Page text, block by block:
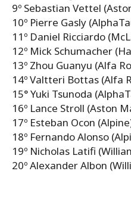
9º Sebastian Vettel
10º Pierre Gasly
11º Daniel Ricciardo
12º Mick Schumacher
13º Zhou Guanyu (Alfa
14º Valtteri Bottas (Alfa
15° Yuki Tsunoda
16º Lance Stroll (Aston
17º Esteban Ocon
18º Fernando Alonso
19º Nicholas Latifi
20º Alexander Albon